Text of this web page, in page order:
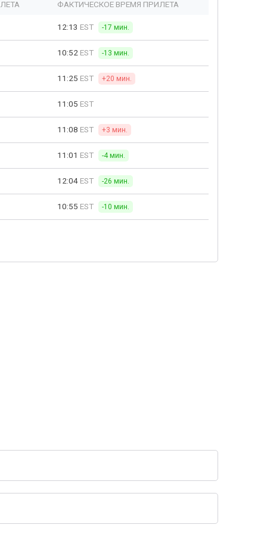
ФАКТИЧЕСКОЕ ВРЕМЯ ПРИЛЕТА
12:13 EST -17 мин.
10:52 EST -13 мин.
11:25 EST +20 мин.
11:05 EST
11:08 EST +3 мин.
11:01 EST -4 мин.
12:04 EST -26 мин.
10:55 EST -10 мин.